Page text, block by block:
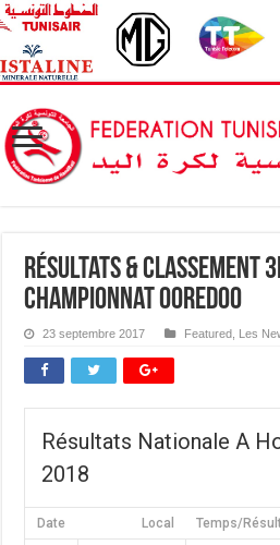
Résultats & Classement
Championnat OOREDOO
23 septembre 2017 Featured Les
Résultats Nationale A
2018
Date Local Temps/